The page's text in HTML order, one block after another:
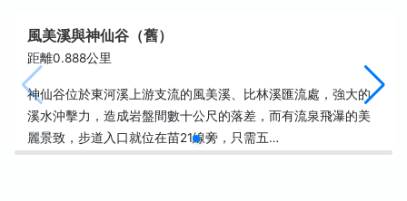
風美溪與神仙谷（舊）
距離0.888公里
神仙谷位於東河溪上游支流的風美溪、比林溪匯流處，強大的
溪水沖擊力，造成岩盤間數十公尺的落差，而有流泉飛瀑的美
麗景致，步道入口就位在苗21線旁，只需五…